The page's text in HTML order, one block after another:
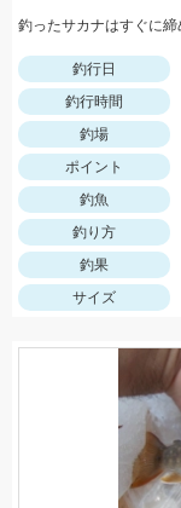
釣行日
釣行時間
釣場
ポイント
釣魚
釣り方
釣果
サイズ